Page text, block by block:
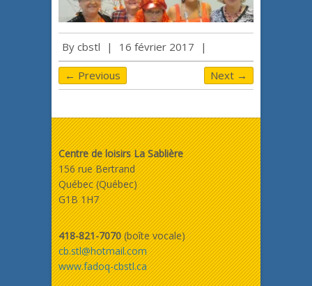
By cbstl | 16 février 2017 |
← Previous Next →
Centre de loisirs La Sablière
156 rue Bertrand
Québec (Québec)
G1B 1H7
418-821-7070(boîte vocale)
cb.stl@hotmail.com
www.fadoq-cbstl.ca